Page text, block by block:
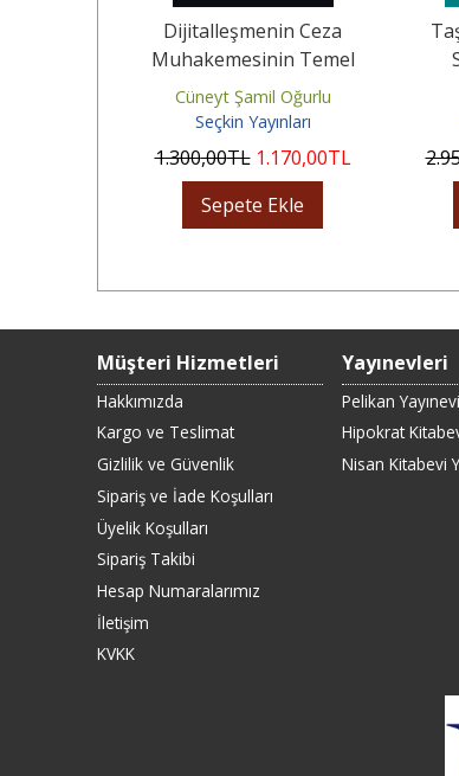
Dijitalleşmenin Ceza
Muhakemesinin Temel
İlkelerine Etkisi ve Savunma
Hakkı
Cüneyt Şamil Oğurlu
Seçkin Yayınları
1.300,00TL 1.170,00TL
Sepete Ekle
Müşteri Hizmetleri
Hakkımızda
Kargo ve Teslimat
Gizlilik ve Güvenlik
Sipariş ve İade Koşulları
Üyelik Koşulları
Sipariş Takibi
Hesap Numaralarımız
İletişim
KVKK
Yayınevleri
Pelikan Yayınevi
Hipokrat
Nisan Kitabevi